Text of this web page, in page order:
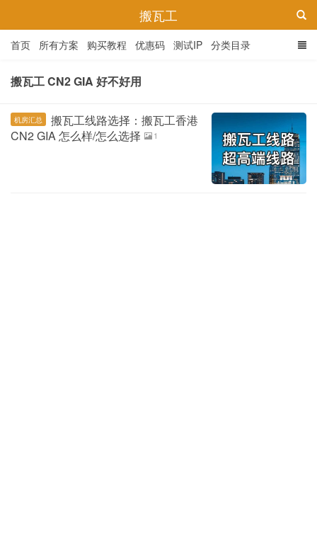
搬瓦工
首页 所有方案 购买教程 优惠码 测试IP 分类目录
搬瓦工 CN2 GIA 好不好用
机房汇总
搬瓦工线路选择：搬瓦工香港
CN2 GIA 怎么样/怎么选择
1